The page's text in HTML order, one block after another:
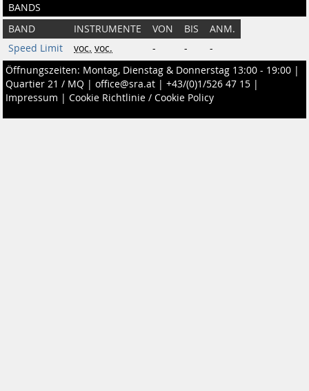
BANDS
BAND INSTRUMENTE VON BIS
ANM.
Speed Limit
voc. voc. - -
-
Öffnungszeiten: Montag, Dienstag & Donnerstag 13:00 - 19:00 |
Quartier 21 / MQ | office@sra.at | +43/(0)1/526 47 15 |
Impressum | Cookie Richtlinie / Cookie Policy